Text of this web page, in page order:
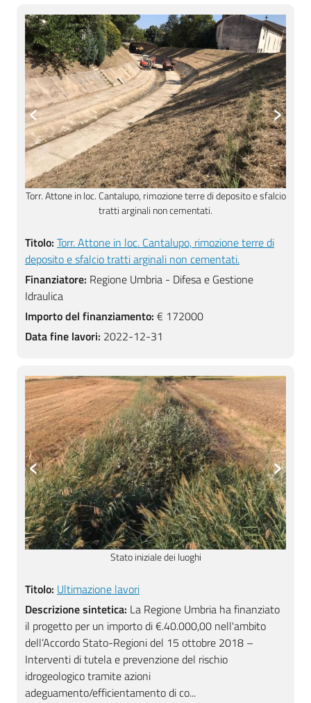
Torr. Attone in loc. Cantalupo, rimozione terre di deposito e sfalcio
tratti arginali non cementati.
‹ ›
Titolo: Torr. Attone in loc. Cantalupo, rimozione terre di
deposito e sfalcio tratti arginali non cementati.
Finanziatore: Regione Umbria - Difesa e Gestione
Idraulica
Importo del finanziamento: € 172000
Data fine lavori: 2022-12-31
Stato iniziale dei luoghi
‹ ›
Titolo: Ultimazione lavori
Descrizione sintetica: La Regione Umbria ha finanziato
il progetto per un importo di €.40.000,00 nell'ambito
dell’Accordo Stato-Regioni del 15 ottobre 2018 –
Interventi di tutela e prevenzione del rischio
idrogeologico tramite azioni
adeguamento/efficientamento di co...